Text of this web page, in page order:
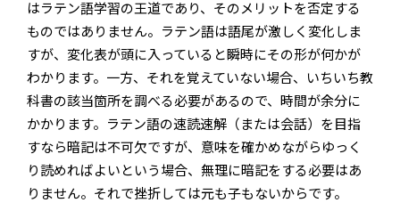
はラテン語学習の王道であり、そのメリットを否定する
ものではありません。ラテン語は語尾が激しく変化しま
すが、変化表が頭に入っていると瞬時にその形が何かが
わかります。一方、それを覚えていない場合、いちいち教
科書の該当箇所を調べる必要があるので、時間が余分に
かかります。ラテン語の速読速解（または会話）を目指
すなら暗記は不可欠ですが、意味を確かめながらゆっく
り読めればよいという場合、無理に暗記をする必要はあ
りません。それで挫折しては元も子もないからです。